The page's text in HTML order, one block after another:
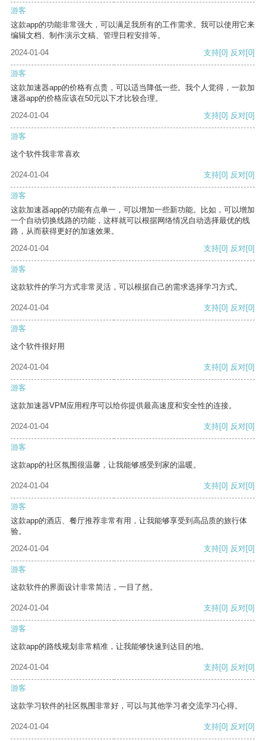
游客
这款app的功能非常强大，可以满足我所有的工作需求。我可以使用它来
编辑文档、制作演示文稿、管理日程安排等。
2024-01-04
支持[0] 反对[0]
游客
这款加速器app的价格有点贵，可以适当降低一些。我个人觉得，一款加
速器app的价格应该在50元以下才比较合理。
2024-01-04
支持[0] 反对[0]
游客
这个软件我非常喜欢
2024-01-04 支持[0] 反对[0]
游客
这款加速器app的功能有点单一，可以增加一些新功能。比如，可以增加
一个自动切换线路的功能，这样就可以根据网络情况自动选择最优的线
路，从而获得更好的加速效果。
2024-01-04
支持[0] 反对[0]
游客
这款软件的学习方式非常灵活，可以根据自己的需求选择学习方式。
2024-01-04 支持[0] 反对[0]
游客
这个软件很好用
2024-01-04 支持[0] 反对[0]
游客
这款加速器VPM应用程序可以给你提供最高速度和安全性的连接。
2024-01-04 支持[0] 反对[0]
游客
这款app的社区氛围很温馨，让我能够感受到家的温暖。
2024-01-04 支持[0] 反对[0]
游客
这款app的酒店、餐厅推荐非常有用，让我能够享受到高品质的旅行体
验。
2024-01-04
支持[0] 反对[0]
游客
这款软件的界面设计非常简洁，一目了然。
2024-01-04 支持[0] 反对[0]
游客
这款app的路线规划非常精准，让我能够快速到达目的地。
2024-01-04 支持[0] 反对[0]
游客
这款学习软件的社区氛围非常好，可以与其他学习者交流学习心得。
2024-01-04 支持[0] 反对[0]